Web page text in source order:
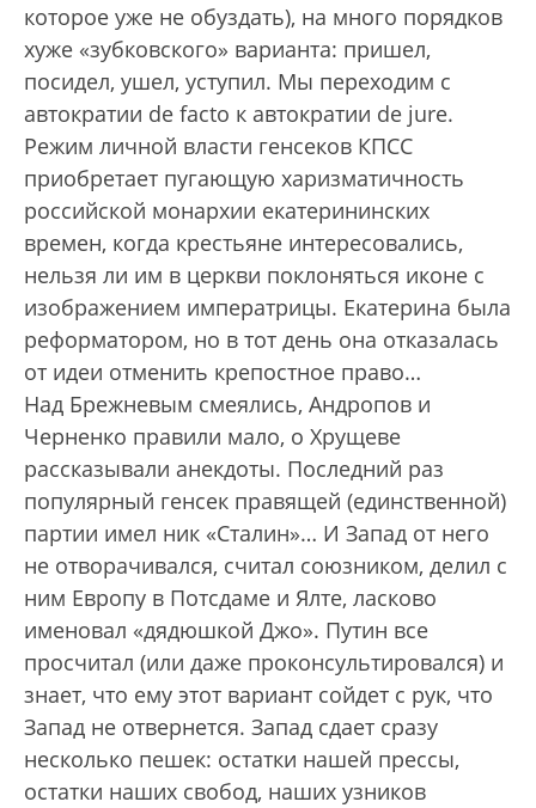
которое уже не обуздать), на много порядков
хуже «зубковского» варианта: пришел,
посидел, ушел, уступил. Мы переходим с
автократии de facto к автократии de jure.
Режим личной власти генсеков КПСС
приобретает пугающую харизматичность
российской монархии екатерининских
времен, когда крестьяне интересовались,
нельзя ли им в церкви поклоняться иконе с
изображением императрицы. Екатерина была
реформатором, но в тот день она отказалась
от идеи отменить крепостное право…
Над Брежневым смеялись, Андропов и
Черненко правили мало, о Хрущеве
рассказывали анекдоты. Последний раз
популярный генсек правящей (единственной)
партии имел ник «Сталин»… И Запад от него
не отворачивался, считал союзником, делил с
ним Европу в Потсдаме и Ялте, ласково
именовал «дядюшкой Джо». Путин все
просчитал (или даже проконсультировался) и
знает, что ему этот вариант сойдет с рук, что
Запад не отвернется. Запад сдает сразу
несколько пешек: остатки нашей прессы,
остатки наших свобод, наших узников